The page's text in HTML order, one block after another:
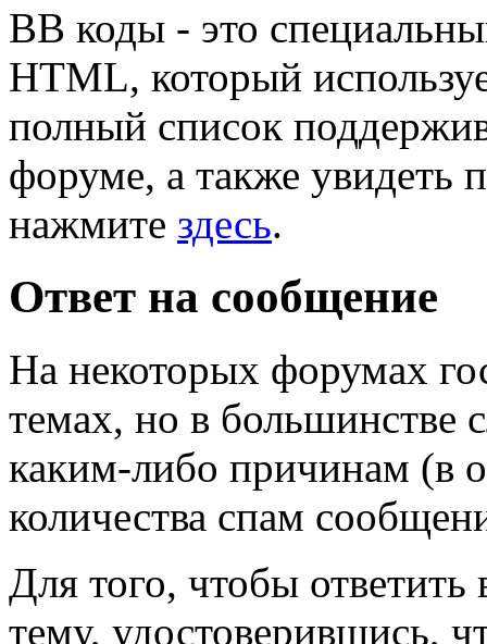
BB коды - это
HTML, который
полный список
форуме, а также увидеть
нажмите здесь.
Ответ на сообщение
На некоторых форумах
темах, но в большинстве
каким-либо причинам (в
количества спам
Для того, чтобы
тему, удостоверившись,